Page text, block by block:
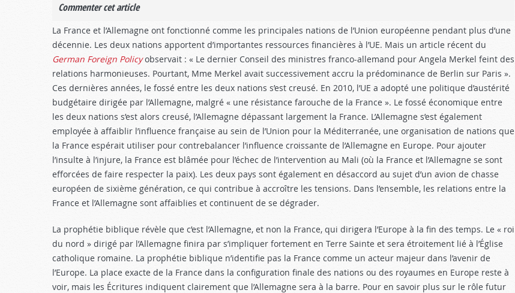
Commenter cet article
La France et l’Allemagne ont fonctionné comme les principales nations de l’Union européenne pendant plus d’une
décennie. Les deux nations apportent d’importantes ressources financières à l’UE. Mais un article récent du
German Foreign Policyobservait : « Le dernier Conseil des ministres franco-allemand pour Angela Merkel feint des
relations harmonieuses. Pourtant, Mme Merkel avait successivement accru la prédominance de Berlin sur Paris ».
Ces dernières années, le fossé entre les deux nations s’est creusé. En 2010, l’UE a adopté une politique d’austérité
budgétaire dirigée par l’Allemagne, malgré « une résistance farouche de la France ». Le fossé économique entre
les deux nations s’est alors creusé, l’Allemagne dépassant largement la France. L’Allemagne s’est également
employée à affaiblir l’influence française au sein de l’Union pour la Méditerranée, une organisation de nations que
la France espérait utiliser pour contrebalancer l’influence croissante de l’Allemagne en Europe. Pour ajouter
l’insulte à l’injure, la France est blâmée pour l’échec de l’intervention au Mali (où la France et l’Allemagne se sont
efforcées de faire respecter la paix). Les deux pays sont également en désaccord au sujet d’un avion de chasse
européen de sixième génération, ce qui contribue à accroître les tensions. Dans l’ensemble, les relations entre la
France et l’Allemagne sont affaiblies et continuent de se dégrader.
La prophétie biblique révèle que c’est l’Allemagne, et non la France, qui dirigera l’Europe à la fin des temps. Le « roi
du nord » dirigé par l’Allemagne finira par s’impliquer fortement en Terre Sainte et sera étroitement lié à l’Église
catholique romaine. La prophétie biblique n’identifie pas la France comme un acteur majeur dans l’avenir de
l’Europe. La place exacte de la France dans la configuration finale des nations ou des royaumes en Europe reste à
voir, mais les Écritures indiquent clairement que l’Allemagne sera à la barre. Pour en savoir plus sur le rôle futur